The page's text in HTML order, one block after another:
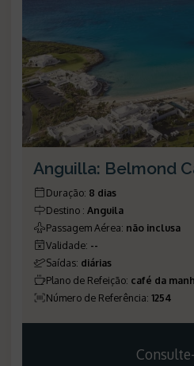
Anguilla: Belmond
Duração: 8 dias
Destino : Anguila
Passagem Aérea: não inclusa
Validade: --
Saídas: diárias
Plano de Refeição: café da
Número de Referência: 1254